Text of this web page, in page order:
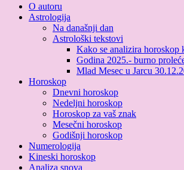
O autoru
Astrologija
Na današnji dan
Astrološki tekstovi
Kako se analizira horoskop
Godina 2025.- burno
Mlad Mesec u Jarcu
Horoskop
Dnevni horoskop
Nedeljni horoskop
Horoskop za vaš znak
Mesečni horoskop
Godišnji horoskop
Numerologija
Kineski horoskop
Analiza snova